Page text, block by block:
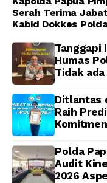
Serah Terima
Kabid Dokkes
Tanggapi
Humas
Tidak
Ditlantas
Raih
Polda
Audit
2026